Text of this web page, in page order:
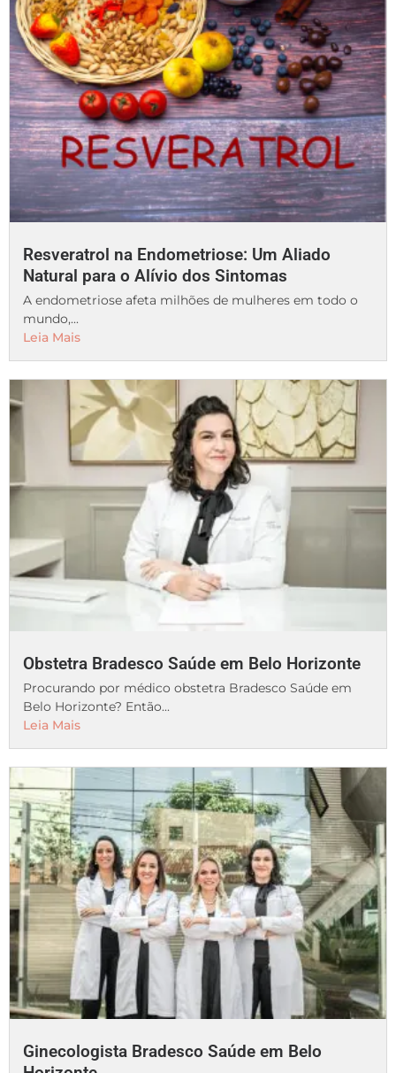
Resveratrol na Endometriose: Um Aliado
Natural para o Alívio dos Sintomas
A endometriose afeta milhões de mulheres em todo o
mundo,...
Leia Mais
Obstetra Bradesco Saúde em Belo Horizonte
Procurando por médico obstetra Bradesco Saúde em
Belo Horizonte? Então...
Leia Mais
Ginecologista Bradesco Saúde em Belo